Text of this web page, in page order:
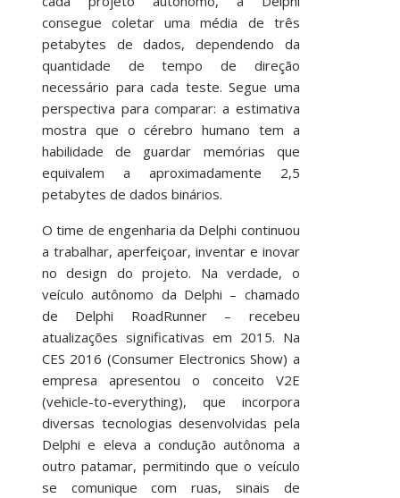
consegue coletar uma média de três
petabytes de dados, dependendo da
quantidade de tempo de direção
necessário para cada teste. Segue uma
perspectiva para comparar: a estimativa
mostra que o cérebro humano tem a
habilidade de guardar memórias que
equivalem a aproximadamente 2,5
petabytes de dados binários.
O time de engenharia da Delphi continuou
a trabalhar, aperfeiçoar, inventar e inovar
no design do projeto. Na verdade, o
veículo autônomo da Delphi – chamado
de Delphi RoadRunner – recebeu
atualizações significativas em 2015. Na
CES 2016 (Consumer Electronics Show) a
empresa apresentou o conceito V2E
(vehicle-to-everything), que incorpora
diversas tecnologias desenvolvidas pela
Delphi e eleva a condução autônoma a
outro patamar, permitindo que o veículo
se comunique com ruas, sinais de